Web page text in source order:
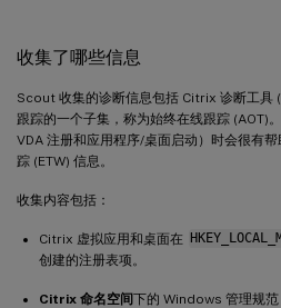
收集了哪些信息
Scout 收集的诊断信息包括 Citrix 诊断工具
跟踪的一个子集，称为始终在线跟踪 (AOT)
VDA 注册和应用程序/桌面启动）时会很有
踪 (ETW) 信息。
收集内容包括：
Citrix 虚拟应用和桌面在
创建的注册表项。
Citrix 命名空间下的 Windows 管理规范